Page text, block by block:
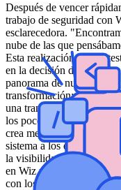
Después de vencer
trabajo de seguridad con
esclarecedora.
nube de las que
Esta realización fue un
en la decisión de lograr
panorama de nube. Más
transformación: "el
una transparencia total
los pocos días de la
crea medios
sistema a los ejecutivos y
la visibilidad de la
en Wiz y lo busco. Yo'lo
con los vicepresidentes o